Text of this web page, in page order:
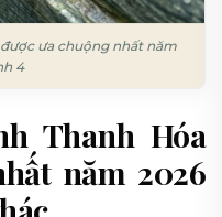
được ưa chuộng nhất năm
4
Thanh Hóa
năm 2026